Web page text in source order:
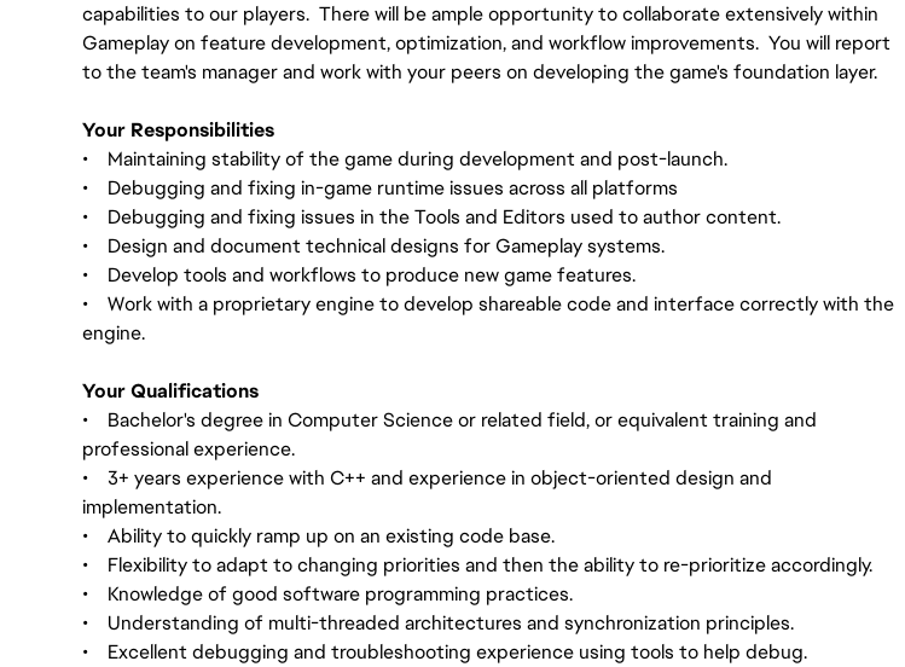
capabilities to our players. There will be ample opportunity to collaborate extensively within
Gameplay on feature development, optimization, and workflow improvements. You will report
to the team's manager and work with your peers on developing the game's foundation layer.
Your Responsibilities
• Maintaining stability of the game during development and post-launch.
• Debugging and fixing in-game runtime issues across all platforms
• Debugging and fixing issues in the Tools and Editors used to author content.
• Design and document technical designs for Gameplay systems.
• Develop tools and workflows to produce new game features.
• Work with a proprietary engine to develop shareable code and interface correctly with the
engine.
Your Qualifications
• Bachelor's degree in Computer Science or related field, or equivalent training and
professional experience.
• 3+ years experience with C++ and experience in object-oriented design and
implementation.
• Ability to quickly ramp up on an existing code base.
• Flexibility to adapt to changing priorities and then the ability to re-prioritize accordingly.
• Knowledge of good software programming practices.
• Understanding of multi-threaded architectures and synchronization principles.
• Excellent debugging and troubleshooting experience using tools to help debug.